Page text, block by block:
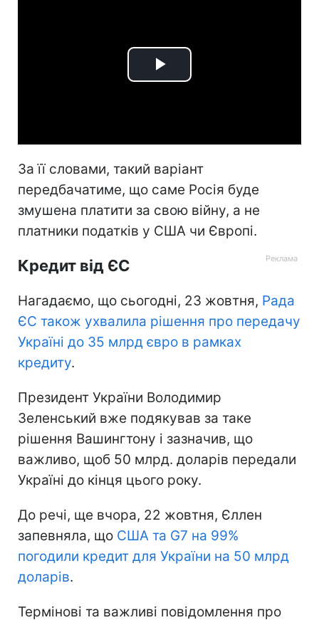
Play
За її словами, такий варіант
передбачатиме, що саме Росія буде
змушена платити за свою війну, а не
платники податків у США чи Європі.
Кредит від ЄС
Нагадаємо, що сьогодні, 23 жовтня, Рада
ЄС також ухвалила рішення про передачу
Україні до 35 млрд євро в рамках
кредиту.
Президент України Володимир
Зеленський вже подякував за таке
рішення Вашингтону і зазначив, що
важливо, щоб 50 млрд. доларів передали
Україні до кінця цього року.
До речі, ще вчора, 22 жовтня, Єллен
запевняла, що США та G7 на 99%
погодили кредит для України на 50 млрд
доларів.
Термінові та важливі повідомлення про